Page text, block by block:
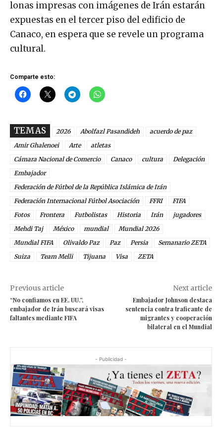
lonas impresas con imágenes de Irán estarán
expuestas en el tercer piso del edificio de
Canaco, en espera que se revele un programa
cultural.
Comparte esto:
TEMAS 2026 Abolfazl Pasandideh
acuerdo de paz
Amir Ghalenoei
Arte
atletas
Cámara Nacional de Comercio
Canaco cultura
Delegación
Embajador
Federación de Fútbol de la República Islámica de Irán
Federación Internacional Fútbol Asociación
FFRI
FIFA
Fotos
Frontera Futbolistas Historia Irán
jugadores
Mehdi Taj
México mundial
Mundial 2026
Mundial FIFA
Olivaldo Paz Paz Persia
Semanario ZETA
Suiza
Team Melli Tijuana Visa ZETA
Previous article
“No confiamos en EE. UU.”,
embajador de Irán buscará visas
faltantes mediante FIFA
Next article
Embajador Johnson destaca
sentencia contra traficante de
migrantes y cooperación
bilateral en el Mundial
- Publicidad -